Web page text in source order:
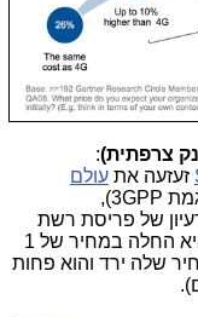
צרפתית):
זעזעה את עולם
וגופי התקינה של עולם הסלולר (דוגמת 3GPP),
של פריסת רשת
ובמחיר מנצח (היא החלה במחיר של 1
שלה ירד והוא פחות